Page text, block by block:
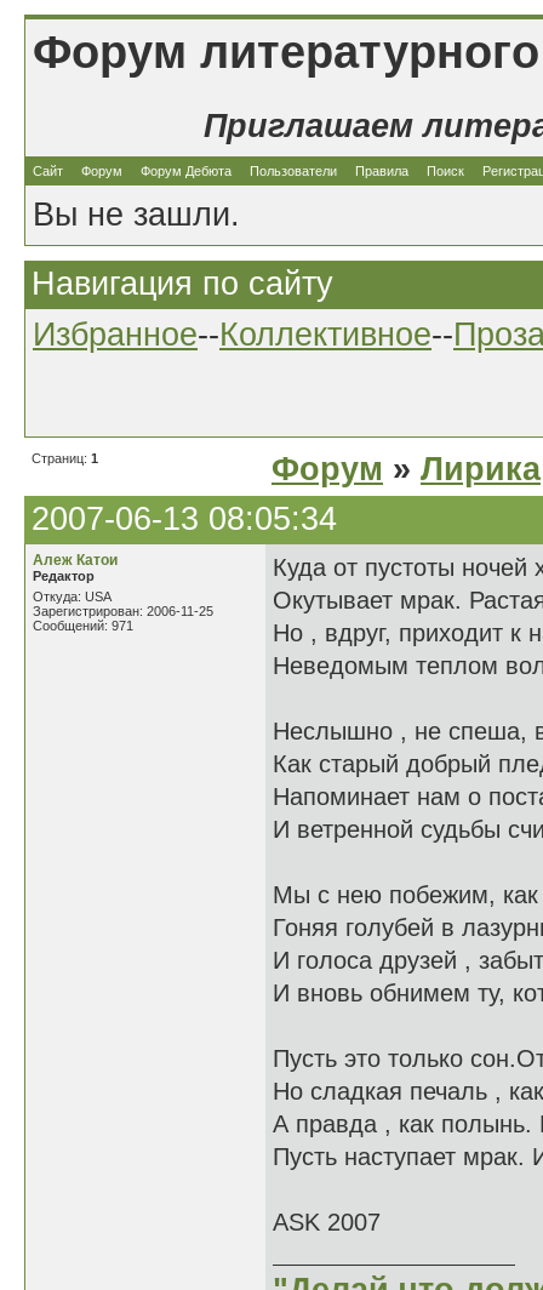
Форум
Приглашаем
Сайт Форум Форум Дебюта Пользователи Правила Поиск
Вы не зашли.
Навигация по сайту
Избранное--Коллективное--
Страниц: 1 Форум » Лирика
2007-06-13 08:05:34
Алеж Катои
Редактор
Откуда: USA
Зарегистрирован: 2006-11-25
Сообщений: 971
Куда от пустоты ночей
Окутывает мрак.
Но , вдруг, приходит к
Неведомым теплом
Неслышно , не спеша,
Как старый добрый
Напоминает нам о
И ветренной судьбы
Мы с нею побежим,
Гоняя голубей в
И голоса друзей ,
И вновь обнимем ту,
Пусть это только
Но сладкая печаль ,
А правда , как
Пусть наступает мрак.
ASK 2007